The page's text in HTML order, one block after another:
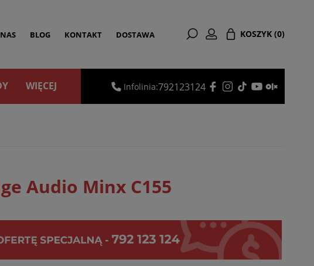
KOSZYK (0)
BLOG KONTAKT DOSTAWA
WIĘCEJ Infolinia:792123124
Audio Minx C155